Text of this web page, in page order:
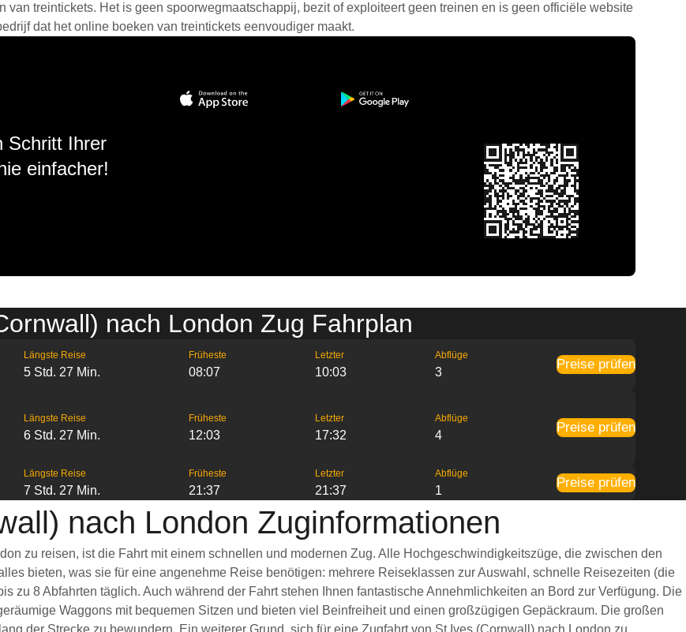
treintickets. Het is geen spoorwegmaatschappij, bezit of exploiteert geen treinen en is geen officiële website
dat het online boeken van treintickets eenvoudiger maakt.
Schritt Ihrer
einfacher!
nach London Zug Fahrplan
Längste Reise
5 Std. 27 Min.
Früheste
08:07
Letzter
10:03
Abflüge
3
Preise prüfen
Längste Reise
6 Std. 27 Min.
Früheste
12:03
Letzter
17:32
Abflüge
4
Preise prüfen
Längste Reise
7 Std. 27 Min.
Früheste
21:37
Letzter
21:37
Abflüge
1
Preise prüfen
nach London Zuginformationen
zu reisen, ist die Fahrt mit einem schnellen und modernen Zug. Alle Hochgeschwindigkeitszüge, die zwischen den
bieten, was sie für eine angenehme Reise benötigen: mehrere Reiseklassen zur Auswahl, schnelle Reisezeiten (die
zu 8 Abfahrten täglich. Auch während der Fahrt stehen Ihnen fantastische Annehmlichkeiten an Bord zur Verfügung. Die
Waggons mit bequemen Sitzen und bieten viel Beinfreiheit und einen großzügigen Gepäckraum. Die großen
der Strecke zu bewundern. Ein weiterer Grund, sich für eine Zugfahrt von St Ives (Cornwall) nach London zu